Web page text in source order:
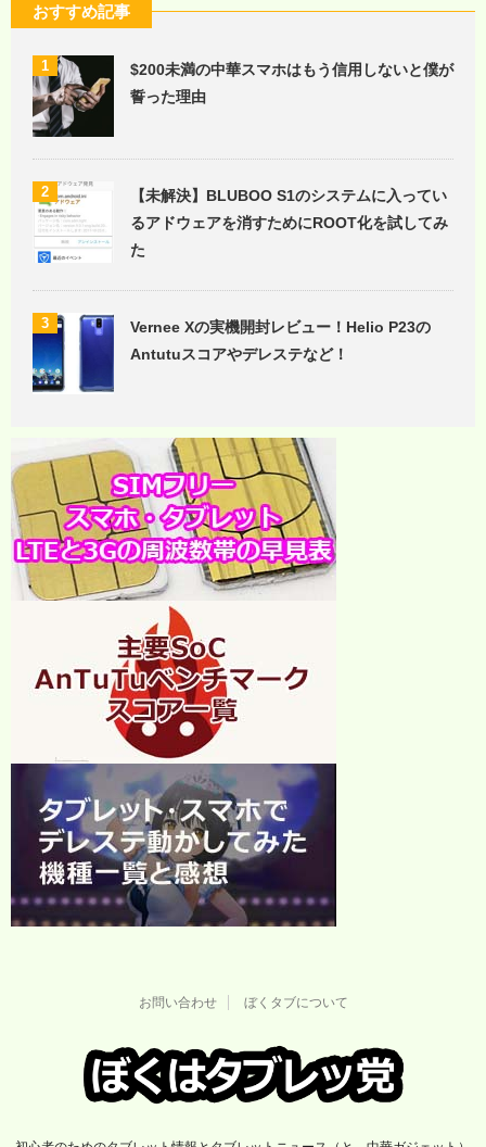
おすすめ記事
1
$200未満の中華スマホはもう信用しないと僕が
誓った理由
2
【未解決】BLUBOO S1のシステムに入ってい
るアドウェアを消すためにROOT化を試してみ
た
3
Vernee Xの実機開封レビュー！Helio P23の
Antutuスコアやデレステなど！
お問い合わせ ぼくタブについて